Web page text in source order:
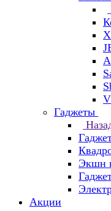
Гаджеты
Экшн
Акции